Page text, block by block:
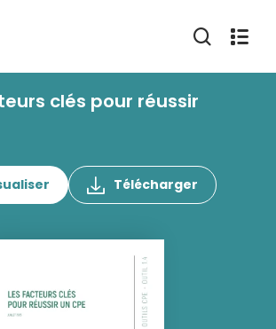
clés pour réussir
Télécharger